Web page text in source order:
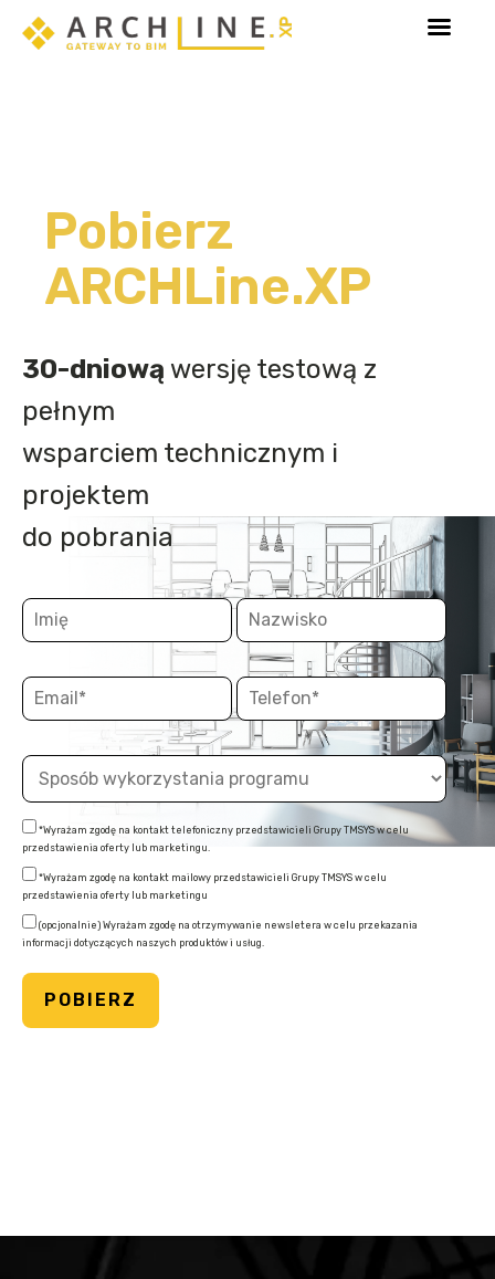
Sketch Mode - tryb dedykowany edycji elementów
Pobierz
ARCHLine.XP
30-dniową wersję testową z
pełnym
wsparciem technicznym i
projektem
do pobrania
*Wyrażam zgodę na kontakt telefoniczny przedstawicieli Grupy TMSYS w celu
przedstawienia oferty lub marketingu.
*Wyrażam zgodę na kontakt mailowy przedstawicieli Grupy TMSYS w celu
przedstawienia oferty lub marketingu
(opcjonalnie) Wyrażam zgodę na otrzymywanie newsletera w celu przekazania
informacji dotyczących naszych produktów i usług.